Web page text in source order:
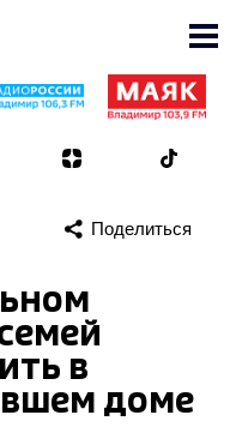
Поделиться
в
доме